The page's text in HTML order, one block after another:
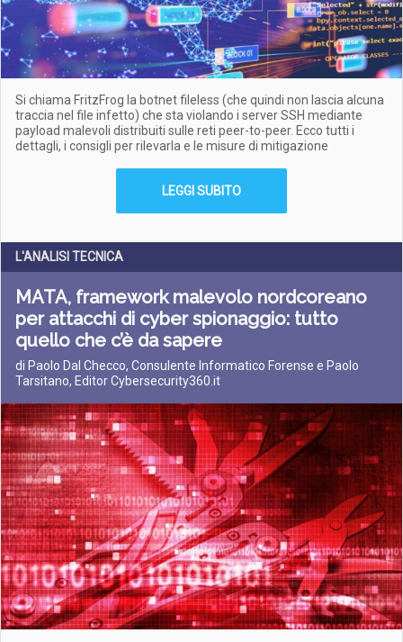
Si chiama FritzFrog la botnet fileless (che quindi non lascia alcuna
traccia nel file infetto) che sta violando i server SSH mediante
payload malevoli distribuiti sulle reti peer-to-peer. Ecco tutti i
dettagli, i consigli per rilevarla e le misure di mitigazione
LEGGI SUBITO
L'ANALISI TECNICA
MATA, framework malevolo nordcoreano
per attacchi di cyber spionaggio: tutto
quello che c’è da sapere
di Paolo Dal Checco, Consulente Informatico Forense e Paolo
Tarsitano, Editor Cybersecurity360.it